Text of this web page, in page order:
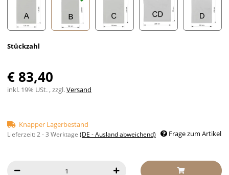
Stückzahl
€ 83,40
inkl. 19% USt. , zzgl.Versand
Knapper Lagerbestand
Lieferzeit:2 - 3 Werktage (DE - Ausland abweichend) Frage zum Artikel